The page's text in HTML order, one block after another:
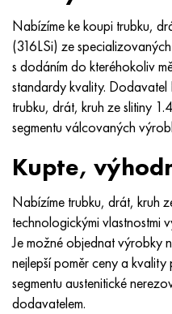
Nabízíme ke koupi trubku,
(316LSi) ze
s dodáním do kteréhokoliv
standardy kvality.
trubku, drát, kruh ze slitiny
segmentu válcovaných
Kupte,
Nabízíme trubku, drát, kruh
technologickými vlastnostmi
Je možné objednat výrobky
nejlepší poměr ceny a
segmentu austenitické
dodavatelem.
Nitronic 60
Nitronik 75
Nimonic 80a
Nimonic 263
Haynes 25
Haynes 188
81HMA
Druhy přesných slitin
Termobimetaly
HN78Т
HN80TBY
N65M, EP982
40 titan
Slitina 31 - 1,4562
Alloy 254smo® - 1,4547
Slitina 926 - 1,4529
AM-350 – AM-5548
AM-355 – AM-5547
Custom 450® - uns S45000
Řecký Ascoloy 418
37X12N8G8MFB
40X10X2M
40Х9С2
50X14MF
65X13
90X18MF
34khn3ma, 36NiCrMo16,
35hgs, 35hgs
35hgsa, 35hgsa
ac35g2, 36smnpb14, 1.0765
38x2n2ma, 34CrNiMo6,
40hn2ma, 34CrNiMo4,
38 hodin, 37 hodin